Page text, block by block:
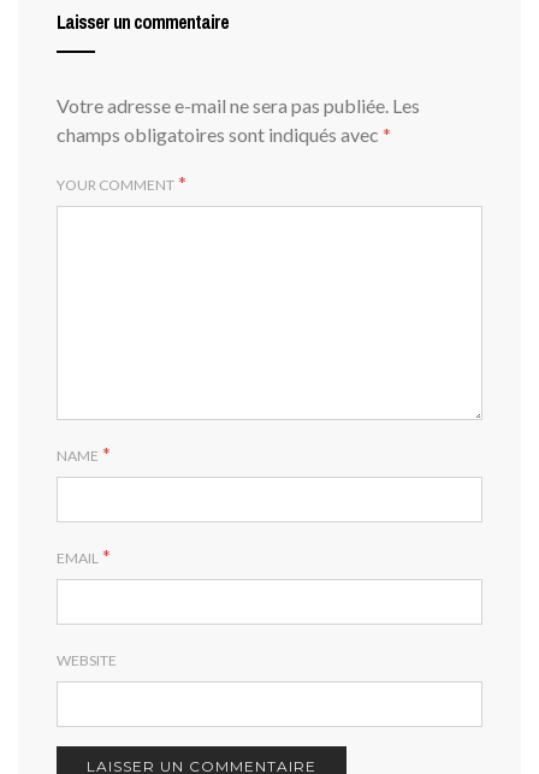
Laisser un commentaire
Votre adresse e-mail ne sera pas publiée. Les
champs obligatoires sont indiqués avec *
YOUR COMMENT *
NAME *
EMAIL *
WEBSITE